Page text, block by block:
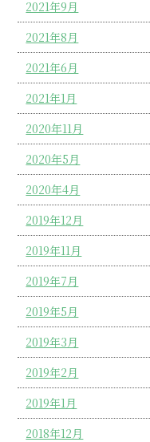
2021年9月
2021年8月
2021年6月
2021年1月
2020年11月
2020年5月
2020年4月
2019年12月
2019年11月
2019年7月
2019年5月
2019年3月
2019年2月
2019年1月
2018年12月